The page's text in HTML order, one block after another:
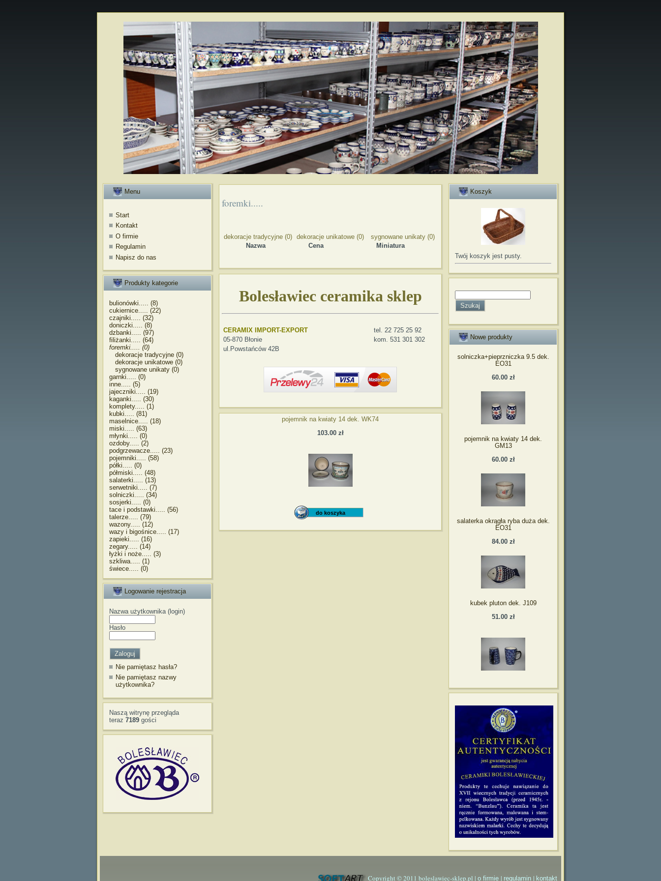
Menu
Start
Kontakt
O firmie
Regulamin
Napisz do nas
Produkty kategorie
bulionówki..... (8)
cukiernice..... (22)
czajniki..... (32)
doniczki..... (8)
dzbanki..... (97)
filiżanki..... (64)
foremki..... (0)
dekoracje tradycyjne (0)
dekoracje unikatowe (0)
sygnowane unikaty (0)
garnki..... (0)
inne..... (5)
jajeczniki..... (19)
kaganki..... (30)
komplety..... (1)
kubki..... (81)
maselnice..... (18)
miski..... (63)
młynki..... (0)
ozdoby..... (2)
podgrzewacze..... (23)
pojemniki..... (58)
półki..... (0)
półmiski..... (48)
salaterki..... (13)
serwetniki..... (7)
solniczki..... (34)
sosjerki..... (0)
tace i podstawki..... (56)
talerze..... (79)
wazony..... (12)
wazy i bigośnice..... (17)
zapieki..... (16)
zegary..... (14)
łyżki i noże..... (3)
szkliwa..... (1)
świece..... (0)
Logowanie rejestracja
Nazwa użytkownika (login)
Hasło
Nie pamiętasz hasła?
Nie pamiętasz nazwy
użytkownika?
Naszą witrynę przegląda
teraz 7189 gości
foremki.....
dekoracje tradycyjne (0) dekoracje unikatowe (0)
sygnowane unikaty (0)
Nazwa
Cena Miniatura
Bolesławiec ceramika sklep
CERAMIX IMPORT-EXPORT
tel. 22 725 25 92
05-870 Błonie
kom. 531 301 302
ul.Powstańców 42B
pojemnik na kwiaty 14 dek. WK74
103.00 zł
Koszyk
Twój koszyk jest pusty.
Nowe produkty
solniczka+pieprzniczka 9.5 dek.
EO31
60.00 zł
pojemnik na kwiaty 14 dek.
GM13
60.00 zł
salaterka okrągła ryba duża dek.
EO31
84.00 zł
kubek pluton dek. J109
51.00 zł
Copyright © 2011 boleslawiec-sklep.pl | o firmie | regulamin | kontakt